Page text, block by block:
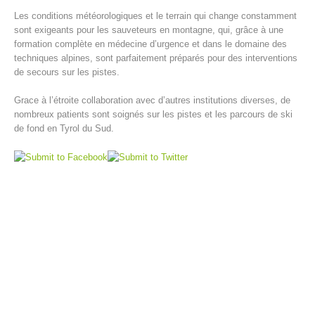
Les conditions météorologiques et le terrain qui change constamment
sont exigeants pour les sauveteurs en montagne, qui, grâce à une
formation complète en médecine d’urgence et dans le domaine des
techniques alpines, sont parfaitement préparés pour des interventions
de secours sur les pistes.
Grace à l’étroite collaboration avec d’autres institutions diverses, de
nombreux patients sont soignés sur les pistes et les parcours de ski
de fond en Tyrol du Sud.